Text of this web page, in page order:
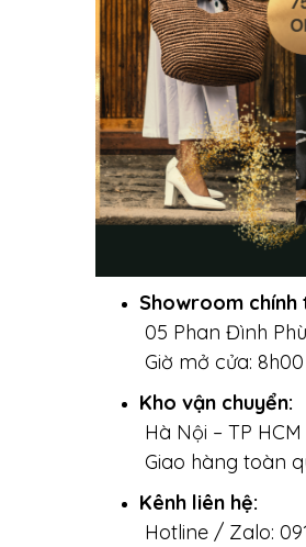
Showroom chính
05 Phan Đình
Giờ mở cửa:
Kho vận chuyển:
Hà Nội – TP
Giao hàng toàn
Kênh liên hệ:
Hotline / Zalo: